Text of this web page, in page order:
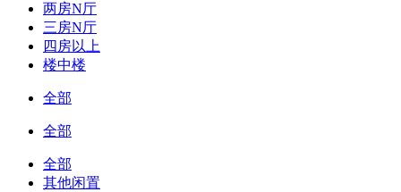
两房N厅
三房N厅
四房以上
楼中楼
全部
全部
全部
其他闲置